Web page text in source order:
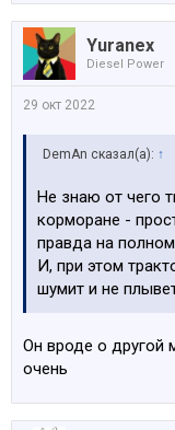
Yuranex
Diesel Power
29 окт 2022
DemAn сказал(а): ↑
Не знаю от чего
корморане -
правда на
И, при этом
шумит и не
Он вроде о другой
очень